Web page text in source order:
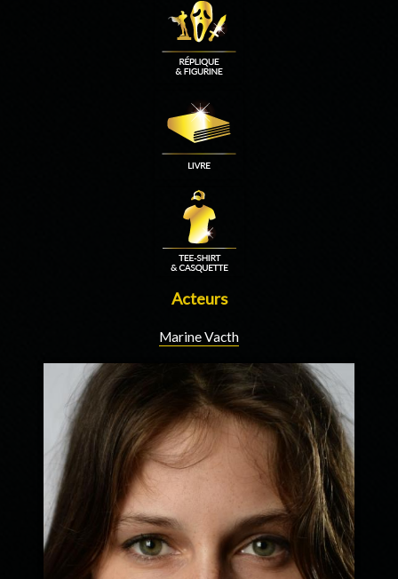
Acteurs
Marine Vacth